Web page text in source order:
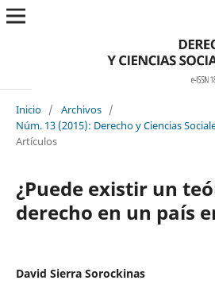
Inicio / Archivos /
Núm. 13 (2015): Derecho y Ciencias
Artículos
¿Puede existir un
derecho en un país
David Sierra Sorockinas